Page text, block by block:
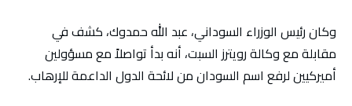
وكان رئيس الوزراء السوداني، عبد الله حمدوك، كشف في
مقابلة مع وكالة رويترز السبت، أنه بدأ تواصلاً مع مسؤولين
أميركيين لرفع اسم السودان من لائحة الدول الداعمة للإرهاب.